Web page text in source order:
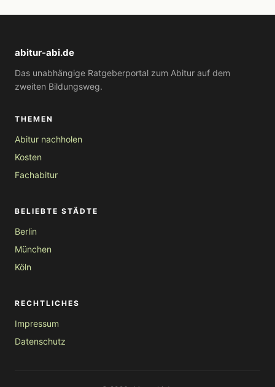
abitur-abi.de
Das unabhängige Ratgeberportal zum Abitur auf dem
zweiten Bildungsweg.
THEMEN
Abitur nachholen
Kosten
Fachabitur
BELIEBTE STÄDTE
Berlin
München
Köln
RECHTLICHES
Impressum
Datenschutz